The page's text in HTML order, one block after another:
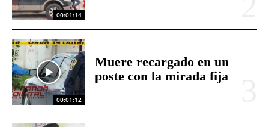
00:01:14
00:01:12
Muere recargado en un
poste con la mirada fija